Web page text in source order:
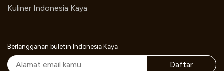
Kuliner Indonesia Kaya
Berlangganan buletin Indonesia Kaya
Daftar